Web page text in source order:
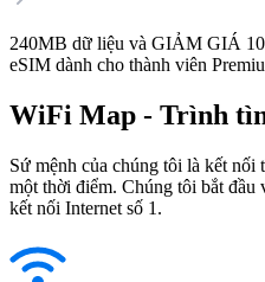
240MB dữ liệu và GIẢM GIÁ
eSIM dành cho thành viên
WiFi Map - Trình
Sứ mệnh của chúng tôi là kết
một thời điểm. Chúng tôi bắt đầu
kết nối Internet số 1.